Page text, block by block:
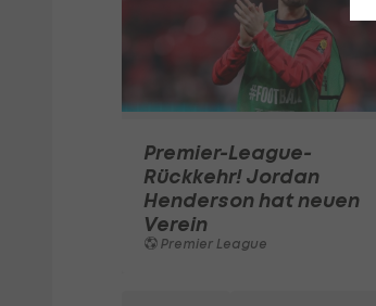
Premier-League-
Rückkehr! Jordan
Henderson hat neuen
Verein
Premier League